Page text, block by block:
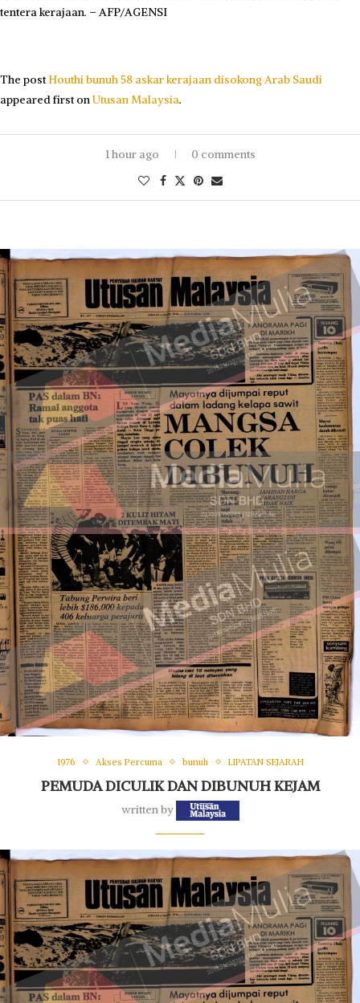
tentera kerajaan. – AFP/AGENSI
The postHouthi bunuh 58 askar kerajaan disokong Arab Saudi
appeared first onUtusan Malaysia.
1 hour ago 0 comments
1976 Akses Percuma bunuh LIPATAN SEJARAH
PEMUDA DICULIK DAN DIBUNUH KEJAM
written by